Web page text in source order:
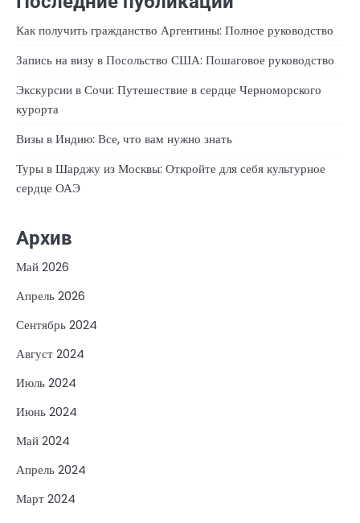
Как получить гражданство Аргентины: Полное руководство
Запись на визу в Посольство США: Пошаговое руководство
Экскурсии в Сочи: Путешествие в сердце Черноморского
курорта
Визы в Индию: Все, что вам нужно знать
Туры в Шарджу из Москвы: Откройте для себя культурное
сердце ОАЭ
Архив
Май 2026
Апрель 2026
Сентябрь 2024
Август 2024
Июль 2024
Июнь 2024
Май 2024
Апрель 2024
Март 2024